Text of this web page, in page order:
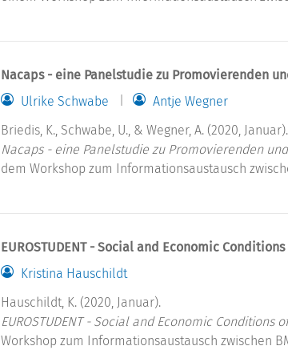
Nacaps - eine Panelstudie zu Promovierenden
Ulrike Schwabe
Antje Wegner
Briedis, K., Schwabe, U., & Wegner, A. (2020, Januar).
Nacaps - eine Panelstudie zu Promovierenden
dem Workshop zum Informationsaustausch
EUROSTUDENT - Social and Economic
Kristina Hauschildt
Hauschildt, K. (2020, Januar).
EUROSTUDENT - Social and Economic Conditions
Workshop zum Informationsaustausch zwischen